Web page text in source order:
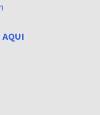
AQUI